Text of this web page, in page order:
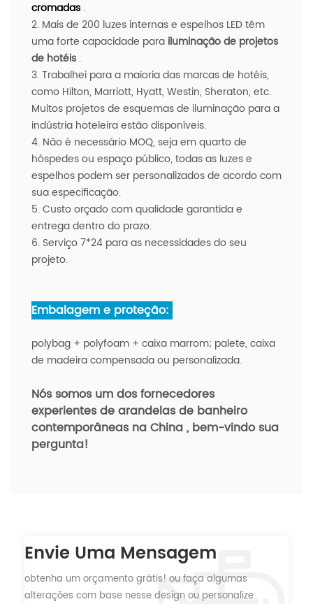
cromadas .
2. Mais de 200 luzes internas e espelhos LED têm
uma forte capacidade para iluminação de projetos
de hotéis .
3. Trabalhei para a maioria das marcas de hotéis,
como Hilton, Marriott, Hyatt, Westin, Sheraton, etc.
Muitos projetos de esquemas de iluminação para a
indústria hoteleira estão disponíveis.
4. Não é necessário MOQ, seja em quarto de
hóspedes ou espaço público, todas as luzes e
espelhos podem ser personalizados de acordo com
sua especificação.
5. Custo orçado com qualidade garantida e
entrega dentro do prazo.
6. Serviço 7*24 para as necessidades do seu
projeto.
Embalagem e proteção:
polybag + polyfoam + caixa marrom; palete, caixa
de madeira compensada ou personalizada.
Nós somos um dos fornecedores
experientes de arandelas de banheiro
contemporâneas na China, bem-vindo sua
pergunta!
Envie Uma Mensagem
obtenha um orçamento grátis! ou faça algumas
alterações com base nesse design ou personalize